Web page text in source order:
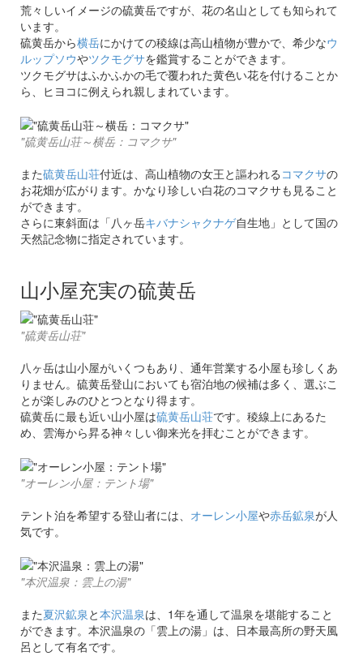
荒々しいイメージの硫黄岳ですが、花の名山としても知られて
います。
硫黄岳から横岳にかけての稜線は高山植物が豊かで、希少なウ
ルップソウやツクモグサを鑑賞することができます。
ツクモグサはふかふかの毛で覆われた黄色い花を付けることか
ら、ヒヨコに例えられ親しまれています。
"硫黄岳山荘～横岳：コマクサ"
また硫黄岳山荘付近は、高山植物の女王と謳われる コマクサの
お花畑が広がります。かなり珍しい白花のコマクサも見ること
ができます。
さらに東斜面は「八ヶ岳キバナシャクナゲ自生地」として国の
天然記念物に指定されています。
山小屋充実の硫黄岳
"硫黄岳山荘"
八ヶ岳は山小屋がいくつもあり、通年営業する小屋も珍しくあ
りません。硫黄岳登山においても宿泊地の候補は多く、選ぶこ
とが楽しみのひとつとなり得ます。
硫黄岳に最も近い山小屋は硫黄岳山荘です。稜線上にあるた
め、雲海から昇る神々しい御来光を拝むことができます。
"オーレン小屋：テント場"
テント泊を希望する登山者には、 オーレン小屋や赤岳鉱泉が人
気です。
"本沢温泉：雲上の湯"
また夏沢鉱泉と本沢温泉は、1年を通して温泉を堪能すること
ができます。本沢温泉の「雲上の湯」は、日本最高所の野天風
呂として有名です。